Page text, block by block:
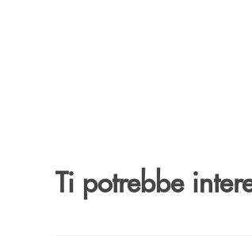
Ti potrebbe